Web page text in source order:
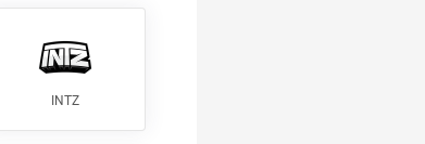
INTZ